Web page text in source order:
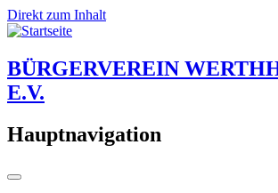
Direkt zum Inhalt
BÜRGERVEREIN
E.V.
Hauptnavigation